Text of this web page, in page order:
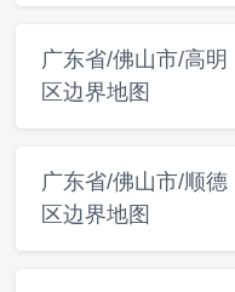
广东省/佛山市/高明
区边界地图
广东省/佛山市/顺德
区边界地图